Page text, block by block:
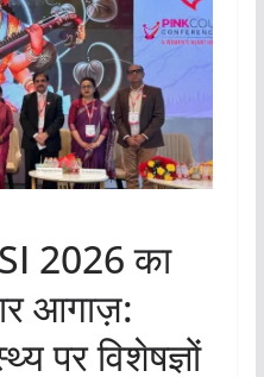
2026 का
आगाज़:
पर विशेषज्ञों